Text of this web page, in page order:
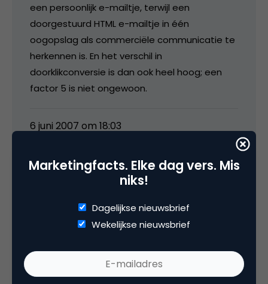
een persoonlijk e-mailtje, terwijl een
doorgestuurd HTML e-mailtje in één
oogopslag als commerciële communicatie te
herkennen is. En het verschil in
doorklikconversie is dan ook heel hoog; een
factor 5 is niet ongewoon.
6 juni 2007 om 18:03
@Marco: Inderdaad leuk om elkaar eens offline
te ontmoeten
@Sint: Klopt helemaal!
Marketingfacts. Elke dag vers. Mis
niks!
Dagelijkse nieuwsbrief
Wekelijkse nieuwsbrief